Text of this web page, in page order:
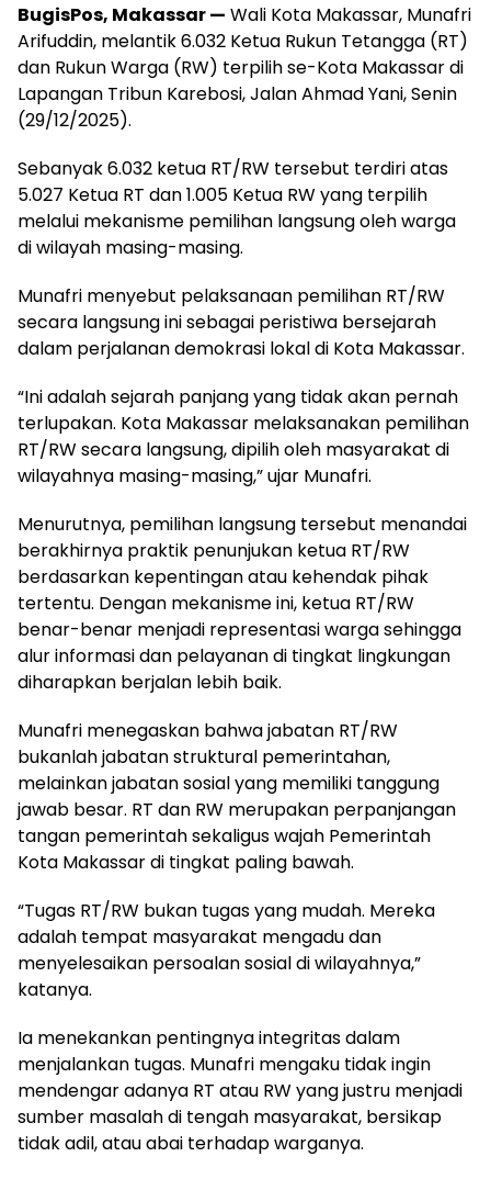
BugisPos, Makassar — Wali Kota Makassar, Munafri
Arifuddin, melantik 6.032 Ketua Rukun Tetangga (RT)
dan Rukun Warga (RW) terpilih se-Kota Makassar di
Lapangan Tribun Karebosi, Jalan Ahmad Yani, Senin
(29/12/2025).
Sebanyak 6.032 ketua RT/RW tersebut terdiri atas
5.027 Ketua RT dan 1.005 Ketua RW yang terpilih
melalui mekanisme pemilihan langsung oleh warga
di wilayah masing-masing.
Munafri menyebut pelaksanaan pemilihan RT/RW
secara langsung ini sebagai peristiwa bersejarah
dalam perjalanan demokrasi lokal di Kota Makassar.
“Ini adalah sejarah panjang yang tidak akan pernah
terlupakan. Kota Makassar melaksanakan pemilihan
RT/RW secara langsung, dipilih oleh masyarakat di
wilayahnya masing-masing,” ujar Munafri.
Menurutnya, pemilihan langsung tersebut menandai
berakhirnya praktik penunjukan ketua RT/RW
berdasarkan kepentingan atau kehendak pihak
tertentu. Dengan mekanisme ini, ketua RT/RW
benar-benar menjadi representasi warga sehingga
alur informasi dan pelayanan di tingkat lingkungan
diharapkan berjalan lebih baik.
Munafri menegaskan bahwa jabatan RT/RW
bukanlah jabatan struktural pemerintahan,
melainkan jabatan sosial yang memiliki tanggung
jawab besar. RT dan RW merupakan perpanjangan
tangan pemerintah sekaligus wajah Pemerintah
Kota Makassar di tingkat paling bawah.
“Tugas RT/RW bukan tugas yang mudah. Mereka
adalah tempat masyarakat mengadu dan
menyelesaikan persoalan sosial di wilayahnya,”
katanya.
Ia menekankan pentingnya integritas dalam
menjalankan tugas. Munafri mengaku tidak ingin
mendengar adanya RT atau RW yang justru menjadi
sumber masalah di tengah masyarakat, bersikap
tidak adil, atau abai terhadap warganya.